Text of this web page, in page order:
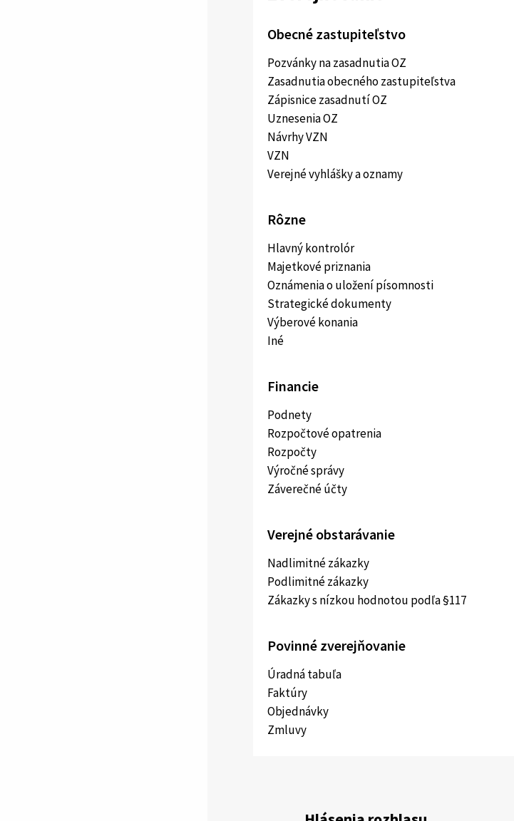
Obecné zastupiteľstvo
Pozvánky na zasadnutia OZ
Zasadnutia obecného zastupiteľstva
Zápisnice zasadnutí OZ
Uznesenia OZ
Návrhy VZN
VZN
Verejné vyhlášky a oznamy
Rôzne
Hlavný kontrolór
Majetkové priznania
Oznámenia o uložení písomnosti
Strategické dokumenty
Výberové konania
Iné
Financie
Podnety
Rozpočtové opatrenia
Rozpočty
Výročné správy
Záverečné účty
Verejné obstarávanie
Nadlimitné zákazky
Podlimitné zákazky
Zákazky s nízkou hodnotou podľa §117
Povinné zverejňovanie
Úradná tabuľa
Faktúry
Objednávky
Zmluvy